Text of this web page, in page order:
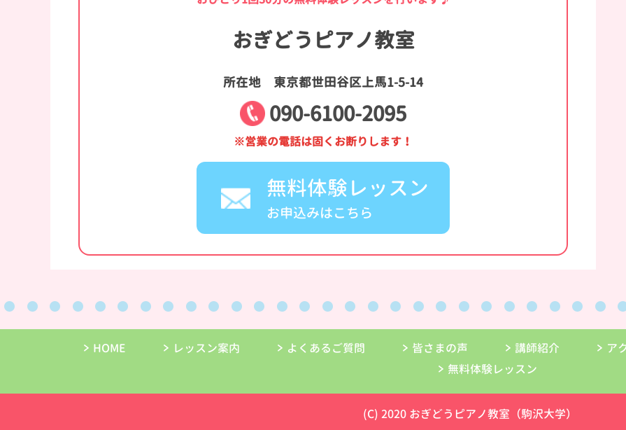
おぎどうピアノ教室
所在地 東京都世田谷区上馬1-5-14
090-6100-2095
※営業の電話は固くお断りします！
無料体験レッスン
お申込みはこちら
HOME レッスン案内 よくあるご質問 皆さまの声 講師紹介 ア
無料体験レッスン
(C) 2020 おぎどうピアノ教室（駒沢大学）